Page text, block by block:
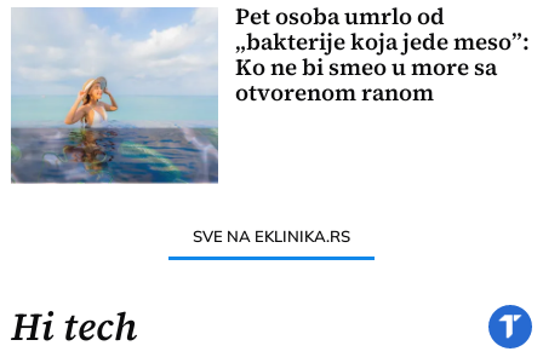
Pet osoba umrlo od
„bakterije koja jede meso”:
Ko ne bi smeo u more sa
otvorenom ranom
SVE NA EKLINIKA.RS
Hi tech